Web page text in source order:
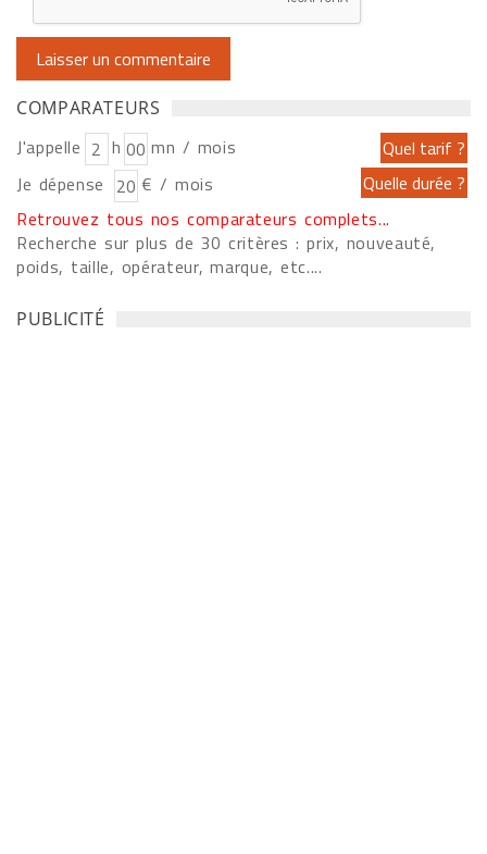
COMPARATEURS
J'appelle h
mn / mois
Je dépense
€ / mois
Retrouvez tous nos comparateurs complets...
Recherche sur plus de 30 critères : prix, nouveauté,
poids, taille, opérateur, marque, etc....
PUBLICITÉ